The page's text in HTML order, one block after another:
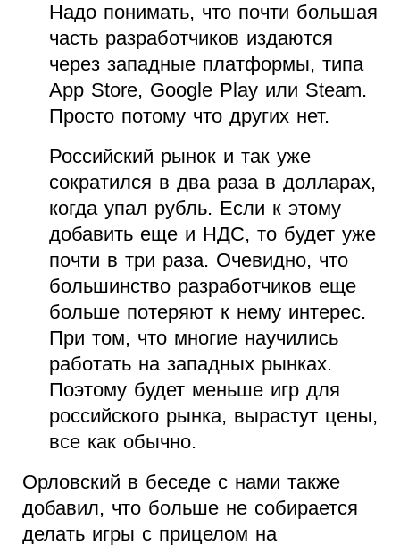
Надо понимать, что почти большая
часть разработчиков издаются
через западные платформы, типа
App Store, Google Play или Steam.
Просто потому что других нет.
Российский рынок и так уже
сократился в два раза в долларах,
когда упал рубль. Если к этому
добавить еще и НДС, то будет уже
почти в три раза. Очевидно, что
большинство разработчиков еще
больше потеряют к нему интерес.
При том, что многие научились
работать на западных рынках.
Поэтому будет меньше игр для
российского рынка, вырастут цены,
все как обычно.
Орловский в беседе с нами также
добавил, что больше не собирается
делать игры с прицелом на